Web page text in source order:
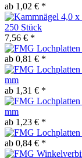
ab 1,02 € *
250 Stück
7,56 € *
ab 0,81 € *
mm
ab 1,31 € *
mm
ab 1,23 € *
ab 0,84 € *